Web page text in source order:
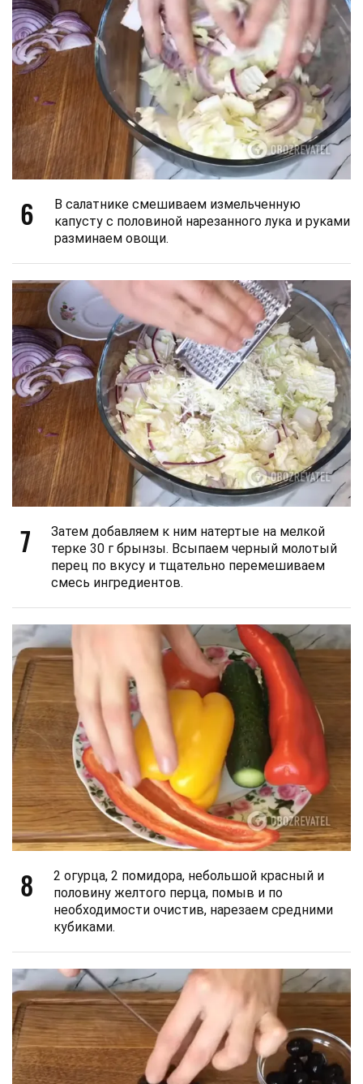
6
В салатнике смешиваем измельченную
капусту с половиной нарезанного лука и руками
разминаем овощи.
7
Затем добавляем к ним натертые на мелкой
терке 30 г брынзы. Всыпаем черный молотый
перец по вкусу и тщательно перемешиваем
смесь ингредиентов.
8
2 огурца, 2 помидора, небольшой красный и
половину желтого перца, помыв и по
необходимости очистив, нарезаем средними
кубиками.